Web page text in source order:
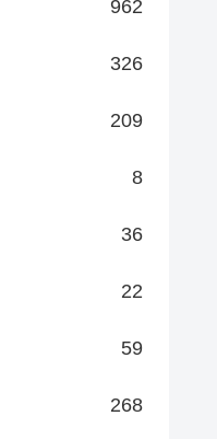
962
326
209
8
36
22
59
268